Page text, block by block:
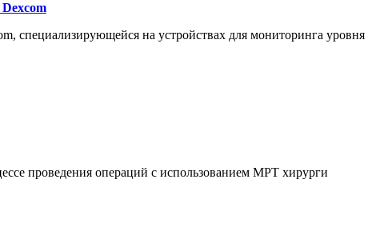
специализирующейся на устройствах для мониторинга уровня
проведения операций с использованием МРТ хирурги